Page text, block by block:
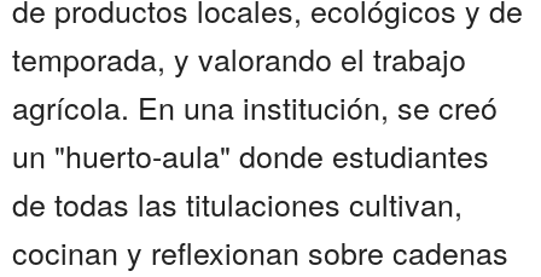
de productos locales, ecológicos y de
temporada, y valorando el trabajo
agrícola. En una institución, se creó
un "huerto-aula" donde estudiantes
de todas las titulaciones cultivan,
cocinan y reflexionan sobre cadenas